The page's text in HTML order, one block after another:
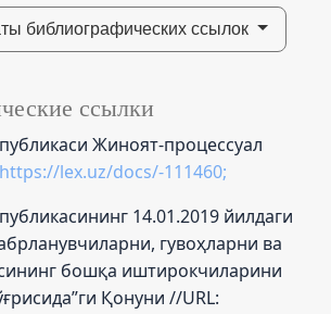
библиографических ссылок
ссылки
Жиноят-процессуал
https://lex.uz/docs/-111460;
14.01.2019 йилдаги
гувоҳларни ва
бошқа иштирокчиларини
Қонуни //URL: